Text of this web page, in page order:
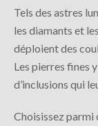
Tels des astres
les diamants et
déploient des
Les pierres fines
d’inclusions qui
Choisissez parmi